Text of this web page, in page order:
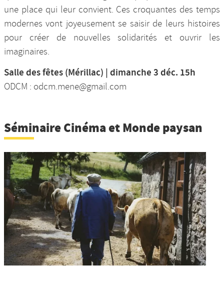
une place qui leur convient. Ces croquantes des temps
modernes vont joyeusement se saisir de leurs histoires
pour créer de nouvelles solidarités et ouvrir les
imaginaires.
Salle des fêtes (Mérillac) | dimanche 3 déc. 15h
ODCM : odcm.mene@gmail.com
Séminaire Cinéma et Monde paysan